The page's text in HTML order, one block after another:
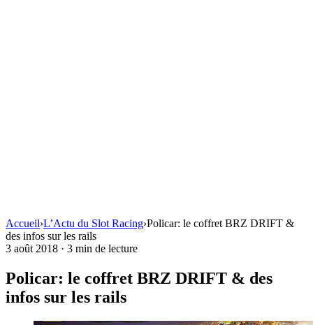
Accueil›L’Actu du Slot Racing›Policar: le coffret BRZ DRIFT &
des infos sur les rails
3 août 2018 · 3 min de lecture
Policar: le coffret BRZ DRIFT & des
infos sur les rails